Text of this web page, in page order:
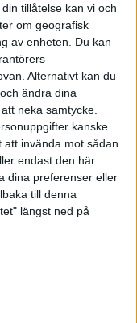
din tillåtelse kan vi och
om geografisk
av enheten. Du kan
Alternativt kan du
ändra dina
neka samtycke.
kanske
invända mot sådan
endast den här
dina preferenser eller
till denna
längst ned på